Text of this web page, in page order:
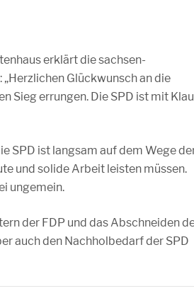
erklärt die sachsen-
: „Herzlichen Glückwunsch an die
Sieg errungen. Die SPD ist mit
SPD ist langsam auf dem Wege
und solide Arbeit leisten müssen.
ungemein.
der FDP und das Abschneiden
auch den Nachholbedarf der SPD